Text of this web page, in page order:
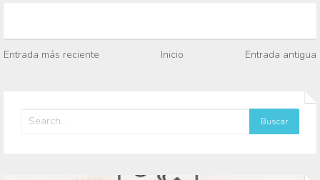
Entrada más reciente Inicio Entrada antigua